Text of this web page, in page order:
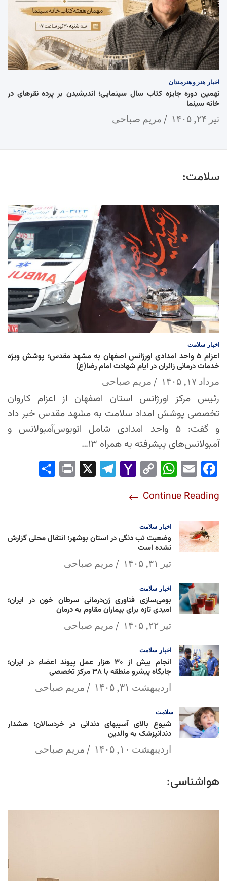
اخبار هنر و هنرمندان
نهمین دوره جایزه کتاب سال سینمایی؛ اندیشیدن بر پرده نقرهای در
خانه سینما
تیر ۲۴, ۱۴۰۵ مریم صباحی
سلامت:
اخبار سلامت
اعزام ۵ واحد امدادی اورژانس اصفهان به مشهد مقدس؛ پوشش ویژه
خدمات درمانی زائران در ایام شهادت امام رضا(ع)
مرداد ۱۷, ۱۴۰۵ مریم صباحی
رئیس مرکز اورژانس استان اصفهان از اعزام کاروان
تخصصی پوشش امداد سلامت به مشهد مقدس خبر داد
و گفت: ۵ واحد امدادی شامل اتوبوس‌آمبولانس و
آمبولانس‌های پیشرفته به همراه ۱۳…
Fac
ok
Em
Wh
Ap
p
Co
Lin
k
Yah
l
Tel
Pri
Continue Reading
اخبار سلامت
وضعیت تب دنگی در استان بوشهر؛ انتقال محلی گزارش
نشده است
تیر ۳۱, ۱۴۰۵ مریم صباحی
اخبار سلامت
بومی‌سازی فناوری ژن‌درمانی سرطان خون در ایران؛
امیدی تازه برای بیماران مقاوم به درمان
تیر ۲۲, ۱۴۰۵ مریم صباحی
اخبار سلامت
انجام بیش از ۳۰ هزار عمل پیوند اعضاء در ایران؛
جایگاه پیشرو منطقه با ۳۸ مرکز تخصصی
اردیبهشت ۳۱, ۱۴۰۵ مریم صباحی
سلامت
شیوع بالای آسیبهای دندانی در خردسالان؛ هشدار
دندانپزشک به والدین
اردیبهشت ۱۰, ۱۴۰۵ مریم صباحی
هواشناسی: